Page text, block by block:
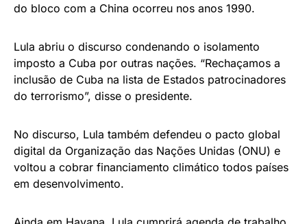
do bloco com a China ocorreu nos anos 1990.
Lula abriu o discurso condenando o isolamento
imposto a Cuba por outras nações. “Rechaçamos a
inclusão de Cuba na lista de Estados patrocinadores
do terrorismo”, disse o presidente.
No discurso, Lula também defendeu o pacto global
digital da Organização das Nações Unidas (ONU) e
voltou a cobrar financiamento climático todos países
em desenvolvimento.